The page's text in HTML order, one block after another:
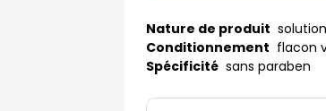
Nature de produit solution
Conditionnement flacon
Spécificité sans paraben